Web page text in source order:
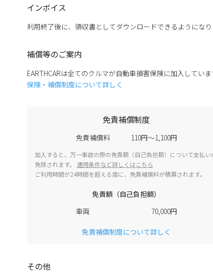
インボイス
利用終了後に、領収書としてダウンロードできるようにな
補償等のご案内
EARTHCARは全てのクルマが自動車損害保険に加入してい
保険・補償制度について詳しく
免責補償制度
免責補償料 110円～1,100円
加入すると、万一事故の際の免責額（自己負担額）について支払い
免除されます。 適用条件など詳しくはこちら
ご利用時間が24時間を超える度に、免責補償料が積算されます。
免責額（自己負担額）
車両
70,000円
免責補償制度について詳しく
その他